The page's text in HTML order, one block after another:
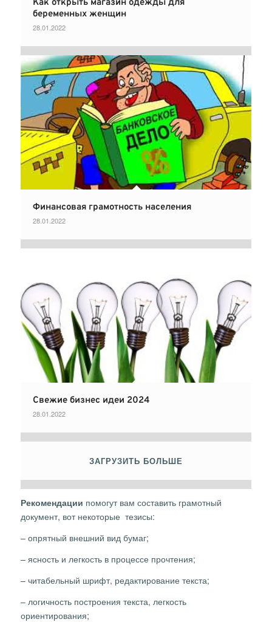
Как открыть магазин одежды для
беременных женщин
28.01.2022
Финансовая грамотность населения
28.01.2022
Свежие бизнес идеи 2024
28.01.2022
ЗАГРУЗИТЬ БОЛЬШЕ
Рекомендации помогут вам составить грамотный
документ, вот некоторые тезисы:
– опрятный внешний вид бумаг;
– ясность и легкость в процессе прочтения;
– читабельный шрифт, редактирование текста;
– логичность построения текста, легкость
ориентирования;